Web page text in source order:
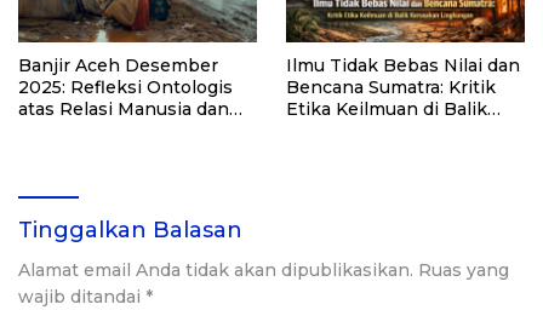
Banjir Aceh Desember
2025: Refleksi Ontologis
atas Relasi Manusia dan
Ilmu Tidak Bebas Nilai dan
Bencana Sumatra: Kritik
Etika Keilmuan di Balik
Tinggalkan Balasan
Alamat email Anda tidak akan dipublikasikan. Ruas yang
wajib ditandai *